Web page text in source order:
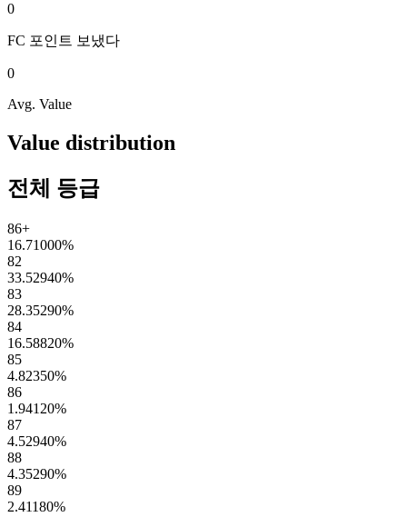
0
FC 포인트 보냈다
0
Avg. Value
Value distribution
전체 등급
86+
16.71000%
82
33.52940%
83
28.35290%
84
16.58820%
85
4.82350%
86
1.94120%
87
4.52940%
88
4.35290%
89
2.41180%